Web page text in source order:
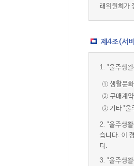
래위원회가
제4조(서
1. "울주생
① 생활문화
② 구매계약
③ 기타 "울
2. "울주생
습니다. 이
다.
3. "울주생